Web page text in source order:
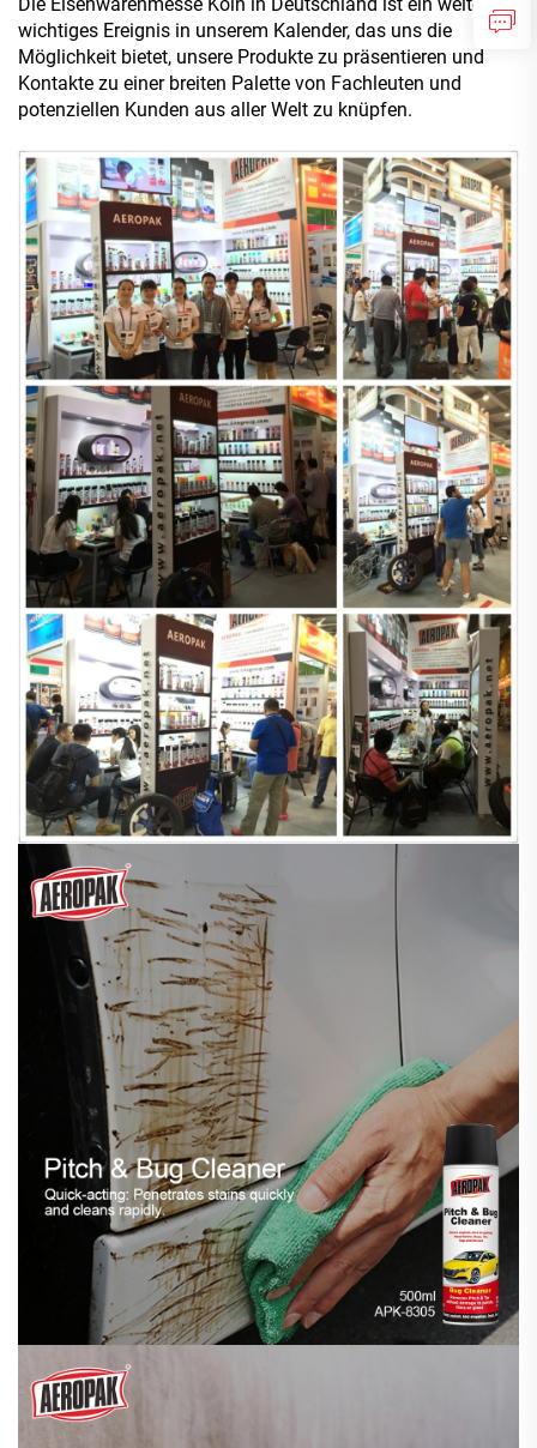
wichtiges Ereignis in unserem Kalender, das uns die
Möglichkeit bietet, unsere Produkte zu präsentieren und
Kontakte zu einer breiten Palette von Fachleuten und
potenziellen Kunden aus aller Welt zu knüpfen.